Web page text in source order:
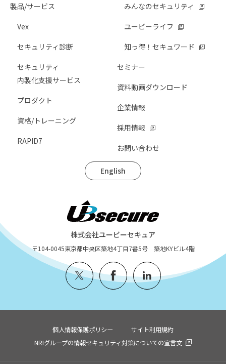
製品/サービス
Vex
セキュリティ診断
セキュリティ
内製化支援サービス
プロダクト
資格/トレーニング
RAPID7
みんなのセキュリティ
ユービーライフ
知っ得！セキュワード
セミナー
資料動画ダウンロード
企業情報
採用情報
お問い合わせ
English
株式会社ユービーセキュア
〒104-0045東京都中央区築地4丁目7番5号 築地KYビル4階
個人情報保護ポリシー
サイト利用規約
NRIグループの情報セキュリティ対策についての宣言文